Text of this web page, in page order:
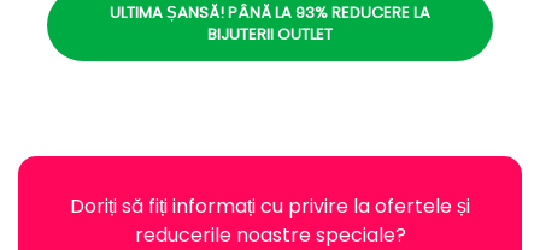
ULTIMA ȘANSĂ! PÂNĂ LA 93% REDUCERE LA
BIJUTERII OUTLET
Doriți să fiți informați cu privire la ofertele și
reducerile noastre speciale?